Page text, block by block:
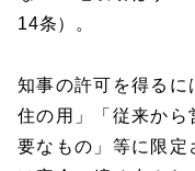
14条）。
知事の許可を得るに
住の用」「従来から
要なもの」等に限定